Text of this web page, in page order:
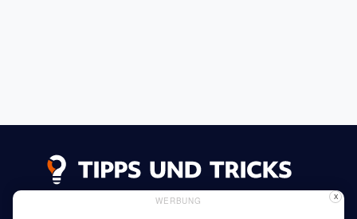
WERBUNG X